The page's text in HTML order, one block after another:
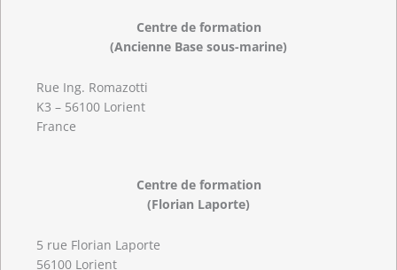
Centre de formation
(Ancienne Base sous-marine)
Rue Ing. Romazotti
K3 – 56100 Lorient
France
Centre de formation
(Florian Laporte)
5 rue Florian Laporte
56100 Lorient